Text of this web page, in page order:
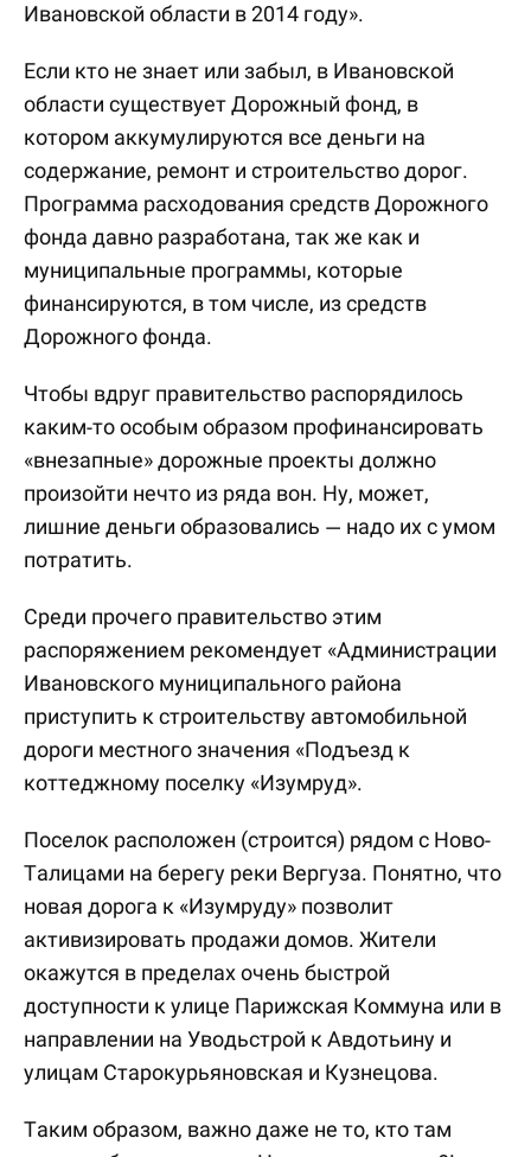
Ивановской области в 2014 году».
Если кто не знает или забыл, в Ивановской
области существует Дорожный фонд, в
котором аккумулируются все деньги на
содержание, ремонт и строительство дорог.
Программа расходования средств Дорожного
фонда давно разработана, так же как и
муниципальные программы, которые
финансируются, в том числе, из средств
Дорожного фонда.
Чтобы вдруг правительство распорядилось
каким-то особым образом профинансировать
«внезапные» дорожные проекты должно
произойти нечто из ряда вон. Ну, может,
лишние деньги образовались — надо их с умом
потратить.
Среди прочего правительство этим
распоряжением рекомендует «Администрации
Ивановского муниципального района
приступить к строительству автомобильной
дороги местного значения «Подъезд к
коттеджному поселку «Изумруд».
Поселок расположен (строится) рядом с Ново-
Талицами на берегу реки Вергуза. Понятно, что
новая дорога к «Изумруду» позволит
активизировать продажи домов. Жители
окажутся в пределах очень быстрой
доступности к улице Парижская Коммуна или в
направлении на Уводьстрой к Авдотьину и
улицам Старокурьяновская и Кузнецова.
Таким образом, важно даже не то, кто там